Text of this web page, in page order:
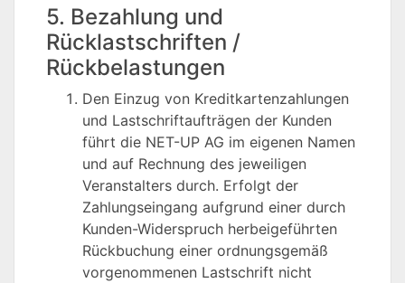
5. Bezahlung und
Rücklastschriften /
Rückbelastungen
Den Einzug von Kreditkartenzahlungen
und Lastschriftaufträgen der Kunden
führt die NET-UP AG im eigenen Namen
und auf Rechnung des jeweiligen
Veranstalters durch. Erfolgt der
Zahlungseingang aufgrund einer durch
Kunden-Widerspruch herbeigeführten
Rückbuchung einer ordnungsgemäß
vorgenommenen Lastschrift nicht